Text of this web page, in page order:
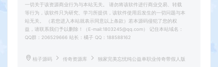
一切关于该资源商业行为与本站无关。 请勿将该软件进行商业交易、转载
等行为，该软件只为研究、学习所提供，该软件使用后发生的一切问题与本
站无关。 （若您进入本站就表示同意以上条款）若本源码侵犯了您的权
益，请联系我们予以删除！（E-mail:1803245@qq.com） 记住本站域名：
QQ群：206529666 站长：橘子 QQ：188588162
桔子源码 传奇资源库 独家完美忘忧纯公益单职业传奇带假人版